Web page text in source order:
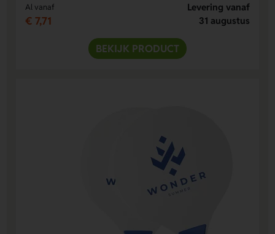
Al vanaf
€ 7,71
Levering vanaf
31 augustus
BEKIJK PRODUCT